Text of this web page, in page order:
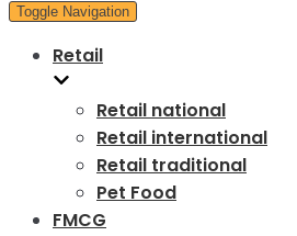
Toggle Navigation
Retail
Retail national
Retail international
Retail traditional
Pet Food
FMCG